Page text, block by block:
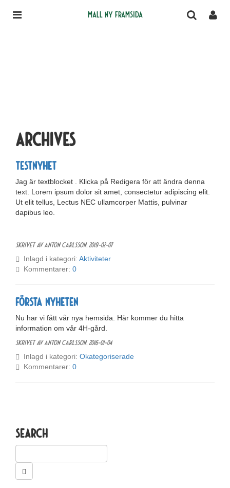
Mall ny framsida
Archives
Testnyhet
Jag är textblocket . Klicka på Redigera för att ändra denna
text. Lorem ipsum dolor sit amet, consectetur adipiscing elit.
Ut elit tellus, Lectus NEC ullamcorper Mattis, pulvinar
dapibus leo.
Skrivet av Anton Carlsson,2019-02-07
Inlagd i kategori: Aktiviteter
Kommentarer: 0
Första nyheten
Nu har vi fått vår nya hemsida. Här kommer du hitta
information om vår 4H-gård.
Skrivet av Anton Carlsson,2016-01-04
Inlagd i kategori: Okategoriserade
Kommentarer: 0
Search